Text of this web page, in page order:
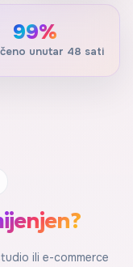
99%
unutar 48 sati
ili e-commerce